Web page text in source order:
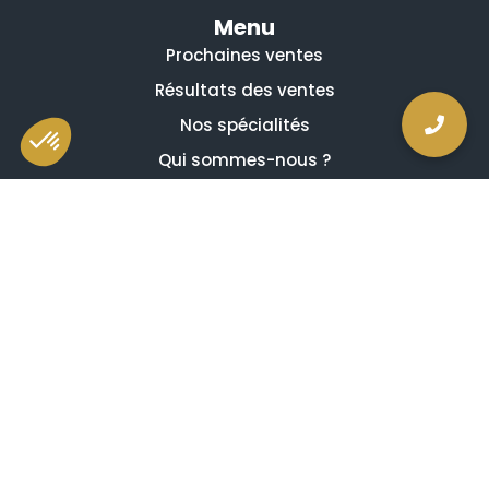
Menu
Prochaines ventes
Résultats des ventes
Nos spécialités
Qui sommes-nous ?